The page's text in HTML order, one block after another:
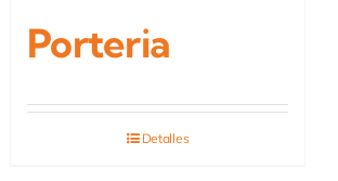
Porteria
Detalles